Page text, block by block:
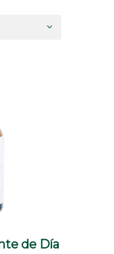
COMPRAR
de Día